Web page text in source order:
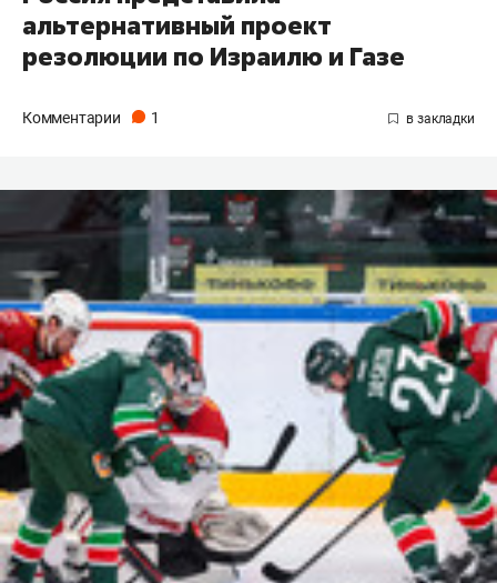
альтернативный проект
резолюции по Израилю и Газе
Комментарии 1